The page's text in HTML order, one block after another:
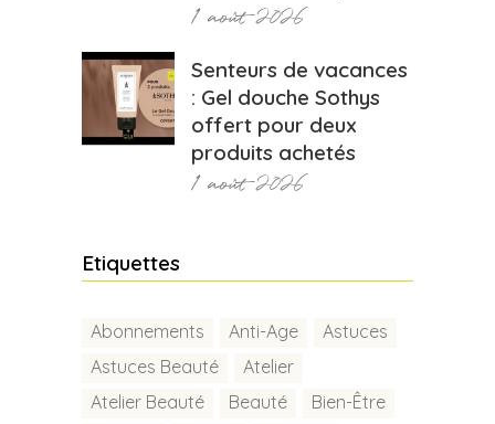
1 août 2026
Senteurs de vacances
: Gel douche Sothys
offert pour deux
produits achetés
1 août 2026
Etiquettes
Abonnements Anti-Age
Astuces
Astuces Beauté
Atelier
Atelier Beauté
Beauté
Bien-Être